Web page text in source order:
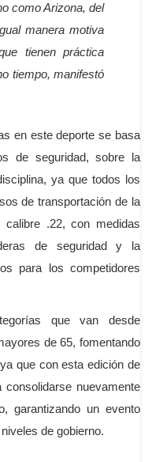
como Arizona, del
manera motiva
tienen práctica
tiempo, manifestó
en este deporte se basa
de seguridad, sobre la
ya que todos los
de transportación de la
calibre .22, con medidas
de seguridad y la
para los competidores
que van desde
de 65, fomentando
que con esta edición de
consolidarse nuevamente
garantizando un evento
de gobierno.